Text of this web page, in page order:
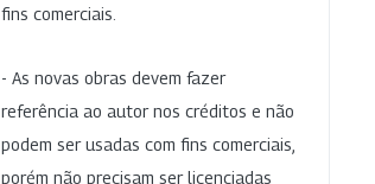
fins comerciais.
- As novas obras devem fazer
referência ao autor nos créditos e não
podem ser usadas com fins comerciais,
porém não precisam ser licenciadas